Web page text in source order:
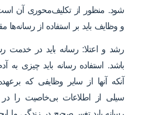
شود. منظور از تکلیف‌محوری آن است
و وظایف باید بر استفاده از رسانه‌ها
رشد و اعتلا: رسانه باید در خدمت
باشد. استفاده رسانه باید چیزی به
آنکه آنها از سایر وظایفی که
سیلی از اطلاعات بی‌خاصیت را در